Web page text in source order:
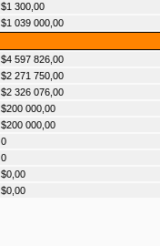
$1 300,00
$1 039 000,00
$4 597 826,00
$2 271 750,00
$2 326 076,00
$200 000,00
$200 000,00
0
0
$0,00
$0,00